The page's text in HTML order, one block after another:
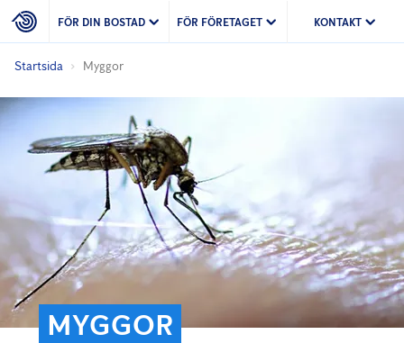
FÖR DIN BOSTAD FÖR FÖRETAGET KONTAKT
Startsida Myggor
MYGGOR